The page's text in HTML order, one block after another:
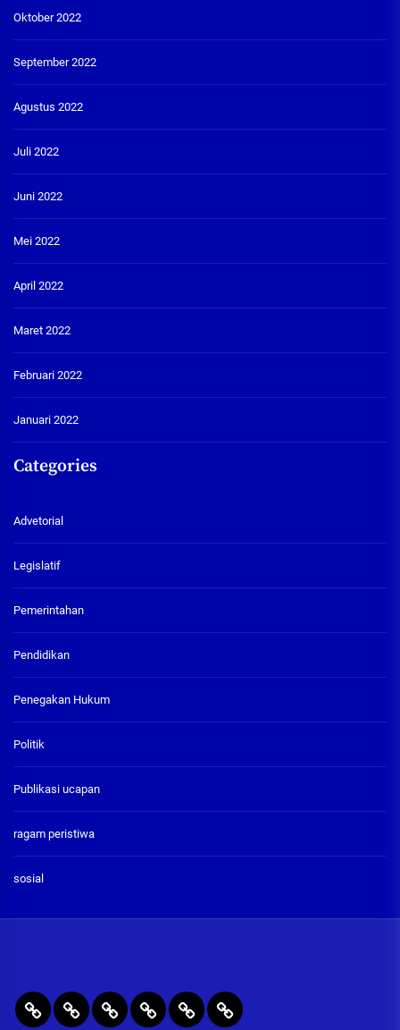
Oktober 2022
September 2022
Agustus 2022
Juli 2022
Juni 2022
Mei 2022
April 2022
Maret 2022
Februari 2022
Januari 2022
Categories
Advetorial
Legislatif
Pemerintahan
Pendidikan
Penegakan Hukum
Politik
Publikasi ucapan
ragam peristiwa
sosial
BERITA RAGAM PENEGAKANPENDIDIKAN
PublikasiADVETORIAL